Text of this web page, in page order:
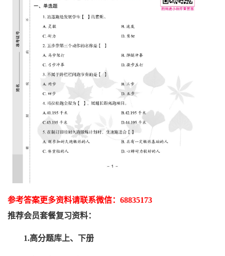
参考答案更多资料请联系微信： 68835173
推荐会员套餐复习资料：
1.高分题库上、下册